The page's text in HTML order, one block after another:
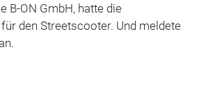
B-ON GmbH, hatte die
den Streetscooter. Und meldete